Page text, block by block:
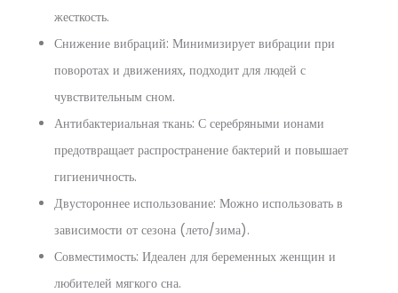
жесткость.
Снижение вибраций: Минимизирует вибрации при
поворотах и движениях, подходит для людей с
чувствительным сном.
Антибактериальная ткань: С серебряными ионами
предотвращает распространение бактерий и повышает
гигиеничность.
Двустороннее использование: Можно использовать в
зависимости от сезона (лето/зима).
Совместимость: Идеален для беременных женщин и
любителей мягкого сна.